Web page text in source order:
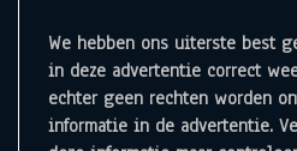
Stuur verstelbaar
We hebben ons uiterste best
in deze advertentie correct
echter geen rechten worden
informatie in de advertentie.